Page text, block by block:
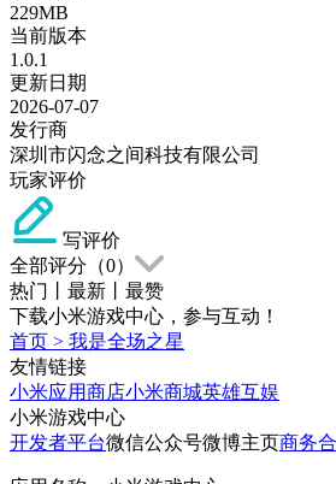
229MB
当前版本
1.0.1
更新日期
2026-07-07
发行商
深圳市闪念之间科技有限公司
玩家评价
写评价
全部评分（0）
热门
最新
最赞
下载小米游戏中心，参与互动！
首页 > 我是全场之星
友情链接
小米应用商店小米商城英雄互娱
小米游戏中心
开发者平台微信公众号微博主页商务